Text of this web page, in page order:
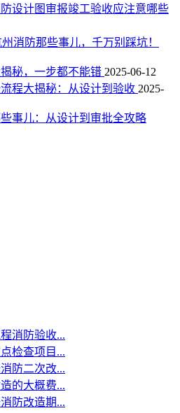
设计图审报竣工验收应注意哪些
消防那些事儿，千万别踩坑！
秘，一步都不能错 2025-06-12
程大揭秘：从设计到验收 2025-
事儿：从设计到审批全攻略
消防验收...
检查项目...
防二次改...
的大概费...
防改造期...